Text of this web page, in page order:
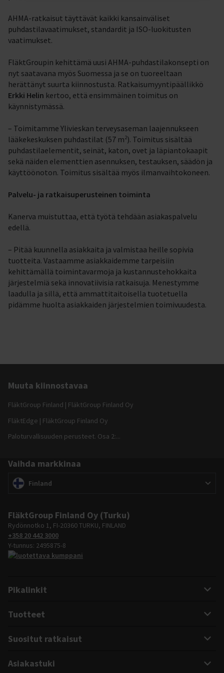
AHMA-ratkaisut täyttävät kaikki kansainväliset
puhdastilavaatimukset, standardit ja ISO-luokitusten
vaatimukset.
FläktGroupin kehittämä uusi AHMA-puhdastilakonsepti on
nyt saatavana myös Suomessa ja se on tuoreeltaan
herättänyt suurta kiinnostusta. Ratkaisumyyntipäällikkö
Erkki Helin kertoo, että ensimmäinen toimitus on
käynnistymässä.
– Toimitamme Ylivieskan terveysaseman laajennukseen
lääkekeskuksen puhdastilat (57 m2). Toimitus sisältää
puhdastilaelementit, seinät, katon, ovet ja läpiantokaapit
sekä näiden elementtien asennuksen, testauksen, säädön ja
käyttöönoton. Toimitus sisältää myös ilmanvaihtokoneen.
Palvelu- ja ratkaisuperusteinen toiminta
Kanerva muistuttaa, että työtä tehdään asiakaspalvelu
edellä.
– Pitää kuunnella asiakkaita ja valmistaa heille sopivia
tuotteita. Vastaamme asiakkaidemme tarpeisiin
kehittämällä toimintavarmoja ja kustannustehokkaita
järjestelmiä sekä innovatiivisia ratkaisuja. Menestymme
laadulla ja sillä, että ammattitaitoisella tuotetuella
pidämme huolta asiakkaiden järjestelmien toimivuudesta.
Muuta kiinnostavaa
FläktGroup Finland | FläktGroup Finland Oy
FläktEdge | FläktGroup Finland Oy
Paloturvallisuuden perusteet. Osa 2:...
Vaihda markkinaa
Vaihda markkinaa
(Finland
FläktGroup Finland Oy (Turku)
Rydönnotko 1, FI-20360 TURKU, FINLAND
+358 20 442 3000
Y-tunnus: 2495875-8
Pikalinkit
Tuotteet
Suositut ratkaisut
Asiakastuki